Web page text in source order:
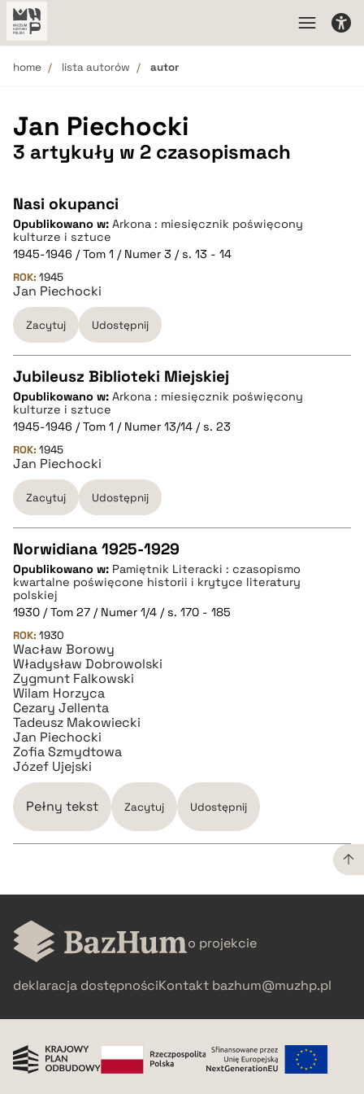
home lista autorów autor
Jan Piechocki
3 artykuły w 2 czasopismach
Nasi okupanci
Opublikowano w: Arkona : miesięcznik poświęcony
kulturze i sztuce
1945-1946 / Tom 1 / Numer 3 / s. 13 - 14
ROK: 1945
Jan Piechocki
Zacytuj Udostępnij
CZYSTY TEKST
pobierz cytat
BIBTEX
pobierz cytat
Jubileusz Biblioteki Miejskiej
Opublikowano w: Arkona : miesięcznik poświęcony
kulturze i sztuce
1945-1946 / Tom 1 / Numer 13/14 / s. 23
ROK: 1945
Jan Piechocki
Zacytuj Udostępnij
CZYSTY TEKST
BIBTEX
pobierz cytat
Norwidiana 1925-1929
Opublikowano w: Pamiętnik Literacki : czasopismo
kwartalne poświęcone historii i krytyce literatury
polskiej
1930 / Tom 27 / Numer 1/4 / s. 170 - 185
ROK: 1930
Wacław Borowy
Władysław Dobrowolski
Zygmunt Falkowski
Wilam Horzyca
Cezary Jellenta
Tadeusz Makowiecki
Jan Piechocki
Zofia Szmydtowa
Józef Ujejski
Pełny tekst Zacytuj Udostępnij
CZYSTY TEKST
pobierz cytat
BIBTEX
o projekcie
deklaracja dostępnościKontakt bazhum@muzhp.pl